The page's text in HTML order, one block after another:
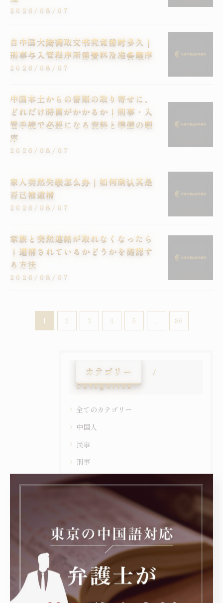
2026/08/07
自中国大陆调取文书究竟需时多久｜
刑事与入管程序所需资料及准备顺序
2026/08/07
中国本土からの書類の取り寄せに、
どれだけ時間がかかるか｜刑事・入
管手続で必要になる資料と準備の順
序
2026/08/07
家人突然失联怎么办｜如何确认其是
否已被逮捕
2026/08/07
家族と突然連絡が取れなくなったら
｜逮捕されているかどうかを確認す
る方法
2026/08/07
1 2 3 4 5 ... 86
カテゴリー
Categories
全てのカテゴリー
中国人
民事
刑事
企業法務
最近の投稿
Recent Posts